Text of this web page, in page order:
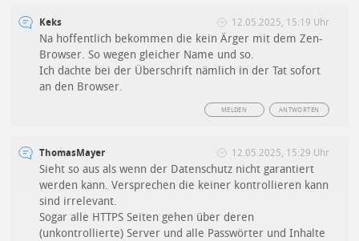
Keks 12.05.2025, 15:19 Uhr
Na hoffentlich bekommen die kein Ärger mit dem Zen-
Browser. So wegen gleicher Name und so.
Ich dachte bei der Überschrift nämlich in der Tat sofort
an den Browser.
ANTWORTEN
MELDEN
ThomasMayer 12.05.2025, 15:29 Uhr
Sieht so aus als wenn der Datenschutz nicht garantiert
werden kann. Versprechen die keiner kontrollieren kann
sind irrelevant.
Sogar alle HTTPS Seiten gehen über deren
(unkontrollierte) Server und alle Passwörter und Inhalte